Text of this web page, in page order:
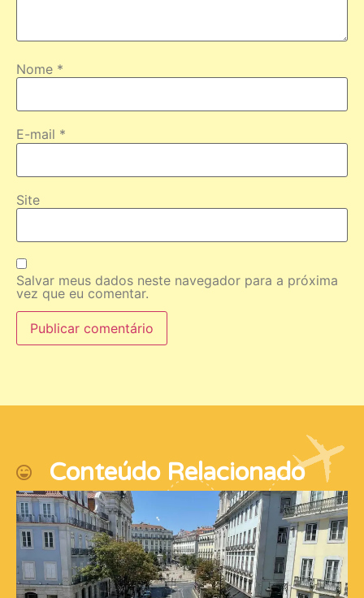
Nome *
E-mail *
Site
Salvar meus dados neste navegador para a próxima
vez que eu comentar.
Conteúdo Relacionado